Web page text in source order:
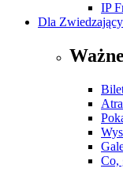
IP
Dla
Co,